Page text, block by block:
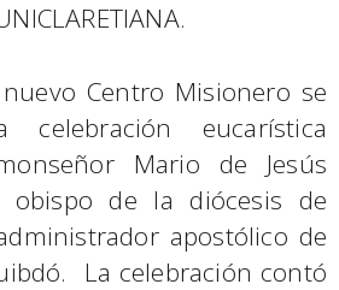
Centro Misionero se
eucarística
Mario de Jesús
obispo de la diócesis de
apostólico de
La celebración contó